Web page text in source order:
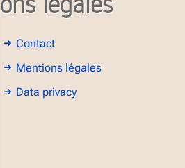
Contact
Mentions légales
Data privacy